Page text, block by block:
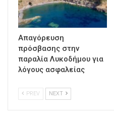
Απαγόρευση
πρόσβασης στην
παραλία Λυκοδήμου για
λόγους ασφαλείας
PREV NEXT